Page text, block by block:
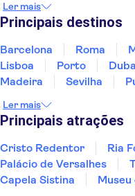
Portugal
Singapura
Ler mais
Principais destinos
Barcelona Roma
Lisboa
Porto
Madeira
Sevilha
Sesimbra
Ler mais
Principais atrações
Cristo Redentor Ria
Palácio de Versalhes
Capela Sistina
Museu